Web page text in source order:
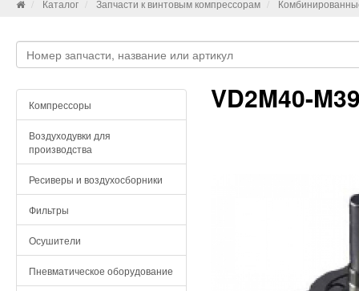
Каталог Запчасти к винтовым компрессорам
Компрессоры
Воздуходувки для
производства
Ресиверы и воздухосборники
Фильтры
Осушители
Пневматическое оборудование
VD2M40-